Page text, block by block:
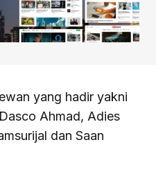
yang hadir yakni
Ahmad, Adies
dan Saan